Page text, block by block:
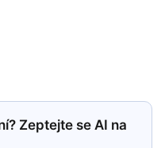
Zeptejte se AI na